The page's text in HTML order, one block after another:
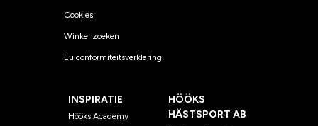
Cookies
Winkel zoeken
Eu conformiteitsverklaring
INSPIRATIE
Hööks Academy
HÖÖKS
HÄSTSPORT AB